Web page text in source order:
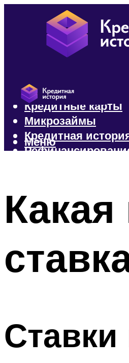
Кредиты
Кредитные карты
Микрозаймы
Кредитная
Меню